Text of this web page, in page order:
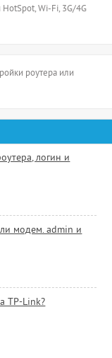
HotSpot, Wi-Fi, 3G/4G
роутера или
логин и
модем. admin и
TP-Link?